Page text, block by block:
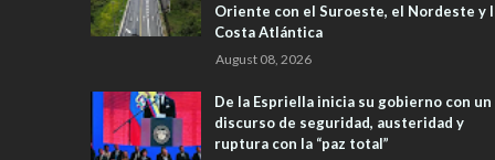
Oriente con el Suroeste, el Nordeste y
Costa Atlántica
August 08, 2026
De la Espriella inicia su gobierno con un
discurso de seguridad, austeridad y
ruptura con la “paz total”